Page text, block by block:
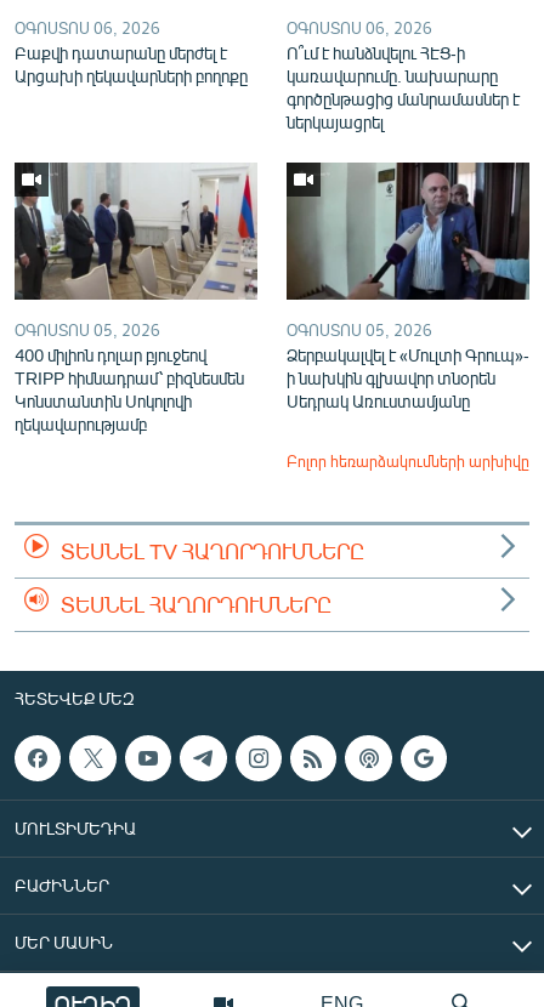
ՕԳՈՍՏՈՍ 06, 2026
Բաքվի դատարանը մերժել է
Արցախի ղեկավարների բողոքը
ՕԳՈՍՏՈՍ 06, 2026
Ո՞ւմ է հանձնվելու ՀԷՑ-ի
կառավարումը. նախարարը
գործընթացից մանրամասներ է
ներկայացրել
ՕԳՈՍՏՈՍ 05, 2026
400 միլիոն դոլար բյուջեով
TRIPP հիմնադրամ՝ բիզնեսմեն
Կոնստանտին Սոկոլովի
ղեկավարությամբ
ՕԳՈՍՏՈՍ 05, 2026
Ձերբակալվել է «Մուլտի Գրուպ»-
ի նախկին գլխավոր տնօրեն
Սեդրակ Առուստամյանը
Բոլոր հեռարձակումների արխիվը
ՏԵՍՆԵԼ TV ՀԱՂՈՐԴՈՒՄՆԵՐԸ
ՏԵՍՆԵԼ ՀԱՂՈՐԴՈՒՄՆԵՐԸ
ՀԵՏԵՎԵՔ ՄԵԶ
ՄՈՒԼՏԻՄԵԴԻԱ
ԲԱԺԻՆՆԵՐ
ՄԵՐ ՄԱՍԻՆ
«Ազատ Եվրոպա/Ազատություն» ռադիոկայան © 2026